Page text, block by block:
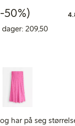
pris:
pris:
rabatt
50%)
209,50
har på seg